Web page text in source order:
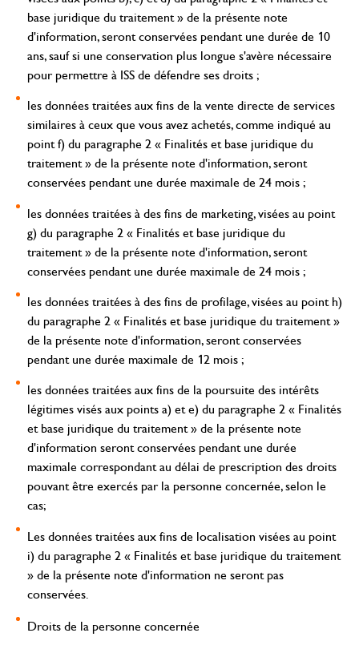
base juridique du traitement » de la présente note
d'information, seront conservées pendant une durée de 10
ans, sauf si une conservation plus longue s'avère nécessaire
pour permettre à ISS de défendre ses droits ;
les données traitées aux fins de la vente directe de services
similaires à ceux que vous avez achetés, comme indiqué au
point f) du paragraphe 2 « Finalités et base juridique du
traitement » de la présente note d'information, seront
conservées pendant une durée maximale de 24 mois ;
les données traitées à des fins de marketing, visées au point
g) du paragraphe 2 « Finalités et base juridique du
traitement » de la présente note d'information, seront
conservées pendant une durée maximale de 24 mois ;
les données traitées à des fins de profilage, visées au point h)
du paragraphe 2 « Finalités et base juridique du traitement »
de la présente note d'information, seront conservées
pendant une durée maximale de 12 mois ;
les données traitées aux fins de la poursuite des intérêts
légitimes visés aux points a) et e) du paragraphe 2 « Finalités
et base juridique du traitement » de la présente note
d'information seront conservées pendant une durée
maximale correspondant au délai de prescription des droits
pouvant être exercés par la personne concernée, selon le
cas;
Les données traitées aux fins de localisation visées au point
i) du paragraphe 2 « Finalités et base juridique du traitement
» de la présente note d'information ne seront pas
conservées.
Droits de la personne concernée